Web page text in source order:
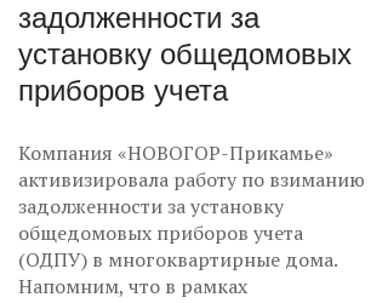
задолженности за
установку общедомовых
приборов учета
Компания «НОВОГОР-Прикамье»
активизировала работу по взиманию
задолженности за установку
общедомовых приборов учета
(ОДПУ) в многоквартирные дома.
Напомним, что в рамках